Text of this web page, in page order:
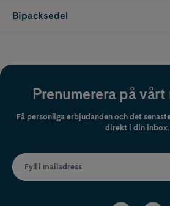
Bipacksedel
Prenumerera på
Få personliga erbjudanden och det
direkt i din inbox.
Fyll i mailadress